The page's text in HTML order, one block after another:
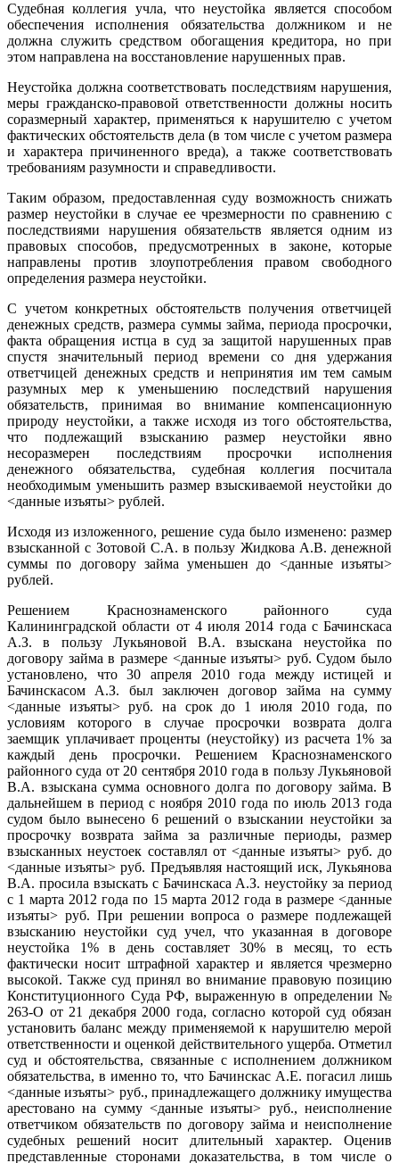
Судебная коллегия учла, что неустойка является способом
обеспечения исполнения обязательства должником и не
должна служить средством обогащения кредитора, но при
этом направлена на восстановление нарушенных прав.
Неустойка должна соответствовать последствиям нарушения,
меры гражданско-правовой ответственности должны носить
соразмерный характер, применяться к нарушителю с учетом
фактических обстоятельств дела (в том числе с учетом размера
и характера причиненного вреда), а также соответствовать
требованиям разумности и справедливости.
Таким образом, предоставленная суду возможность снижать
размер неустойки в случае ее чрезмерности по сравнению с
последствиями нарушения обязательств является одним из
правовых способов, предусмотренных в законе, которые
направлены против злоупотребления правом свободного
определения размера неустойки.
С учетом конкретных обстоятельств получения ответчицей
денежных средств, размера суммы займа, периода просрочки,
факта обращения истца в суд за защитой нарушенных прав
спустя значительный период времени со дня удержания
ответчицей денежных средств и непринятия им тем самым
разумных мер к уменьшению последствий нарушения
обязательств, принимая во внимание компенсационную
природу неустойки, а также исходя из того обстоятельства,
что подлежащий взысканию размер неустойки явно
несоразмерен последствиям просрочки исполнения
денежного обязательства, судебная коллегия посчитала
необходимым уменьшить размер взыскиваемой неустойки до
<данные изъяты> рублей.
Исходя из изложенного, решение суда было изменено: размер
взысканной с Зотовой С.А. в пользу Жидкова А.В. денежной
суммы по договору займа уменьшен до <данные изъяты>
рублей.
Решением Краснознаменского районного суда
Калининградской области от 4 июля 2014 года с Бачинскаса
А.З. в пользу Лукьяновой В.А. взыскана неустойка по
договору займа в размере <данные изъяты> руб. Судом было
установлено, что 30 апреля 2010 года между истицей и
Бачинскасом А.З. был заключен договор займа на сумму
<данные изъяты> руб. на срок до 1 июля 2010 года, по
условиям которого в случае просрочки возврата долга
заемщик уплачивает проценты (неустойку) из расчета 1% за
каждый день просрочки. Решением Краснознаменского
районного суда от 20 сентября 2010 года в пользу Лукьяновой
В.А. взыскана сумма основного долга по договору займа. В
дальнейшем в период с ноября 2010 года по июль 2013 года
судом было вынесено 6 решений о взыскании неустойки за
просрочку возврата займа за различные периоды, размер
взысканных неустоек составлял от <данные изъяты> руб. до
<данные изъяты> руб. Предъявляя настоящий иск, Лукьянова
В.А. просила взыскать с Бачинскаса А.З. неустойку за период
с 1 марта 2012 года по 15 марта 2012 года в размере <данные
изъяты> руб. При решении вопроса о размере подлежащей
взысканию неустойки суд учел, что указанная в договоре
неустойка 1% в день составляет 30% в месяц, то есть
фактически носит штрафной характер и является чрезмерно
высокой. Также суд принял во внимание правовую позицию
Конституционного Суда РФ, выраженную в определении №
263-О от 21 декабря 2000 года, согласно которой суд обязан
установить баланс между применяемой к нарушителю мерой
ответственности и оценкой действительного ущерба. Отметил
суд и обстоятельства, связанные с исполнением должником
обязательства, в именно то, что Бачинскас А.Е. погасил лишь
<данные изъяты> руб., принадлежащего должнику имущества
арестовано на сумму <данные изъяты> руб., неисполнение
ответчиком обязательств по договору займа и неисполнение
судебных решений носит длительный характер. Оценив
представленные сторонами доказательства, в том числе о